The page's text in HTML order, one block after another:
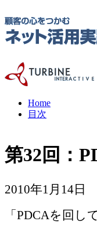
Home
目次
第32回：
2010年1月14日
「PDCAを回